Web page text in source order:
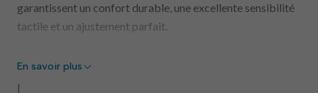
garantissent un confort durable, une excellente sensibilité
tactile et un ajustement parfait.
doigts offre une haute résistance à l'abrasion et une
En savoir plus